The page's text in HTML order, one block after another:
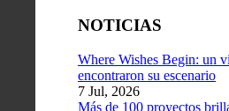
NOTICIAS
Where Wishes Begin: un
encontraron su escenario
7 Jul, 2026
Más de 100 proyectos